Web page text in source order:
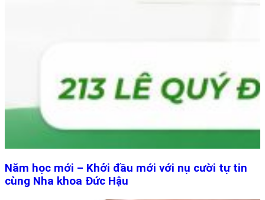
Năm học mới – Khởi đầu mới với nụ cười tự tin
cùng Nha khoa Đức Hậu